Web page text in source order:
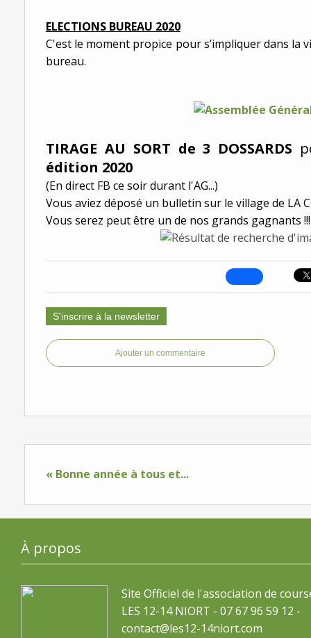
ELECTIONS BUREAU 2020
C'est le moment propice pour s’impliquer dans
bureau.
TIRAGE AU SORT de 3 DOSSARDS
édition 2020
(En direct FB ce soir durant l'AG...)
Vous aviez déposé un bulletin sur le village de LA
Vous serez peut être un de nos grands gagnants !!!
S'inscrire à la newsletter
Ajouter un commentaire
« Bonne année à tous et...
À propos
Site Officiel de l'association de
LES 12-14 NIORT - 07 67 96 59 12 -
contact@les12-14niort.com